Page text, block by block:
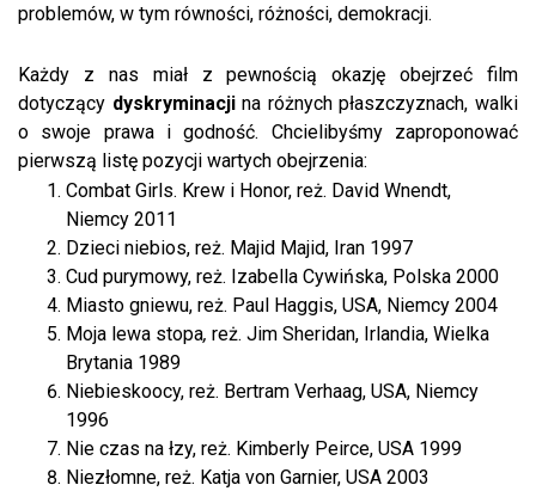
problemów, w tym równości, różności, demokracji.
Każdy z nas miał z pewnością okazję obejrzeć film
dotyczący dyskryminacjina różnych płaszczyznach, walki
o swoje prawa i godność. Chcielibyśmy zaproponować
pierwszą listę pozycji wartych obejrzenia:
Combat Girls. Krew i Honor, reż. David Wnendt,
Niemcy 2011
Dzieci niebios, reż. Majid Majid, Iran 1997
Cud purymowy, reż. Izabella Cywińska, Polska 2000
Miasto gniewu, reż. Paul Haggis, USA, Niemcy 2004
Moja lewa stopa, reż. Jim Sheridan, Irlandia, Wielka
Brytania 1989
Niebieskoocy, reż. Bertram Verhaag, USA, Niemcy
1996
Nie czas na łzy, reż. Kimberly Peirce, USA 1999
Niezłomne, reż. Katja von Garnier, USA 2003